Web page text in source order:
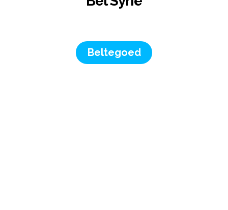
Beltegoed